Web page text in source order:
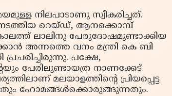
നിലപാടാണു സ്വീകരിച്ചത്.
നടത്തിയ റെയ്ഡ്, ആനക്കൊമ്പ്
ലാലിനു പേരുദോഷമുണ്ടാക്കിയ
അന്നത്തെ വനം മന്ത്രി കെ ബി
പക്ഷേ,
പേരിലുണ്ടായത്ര നാണക്കേട്
മലയാളത്തിന്റെ പ്രിയപ്പെട്ട
ഹോമങ്ങള്‍ക്കൊരുങ്ങുന്നതും.